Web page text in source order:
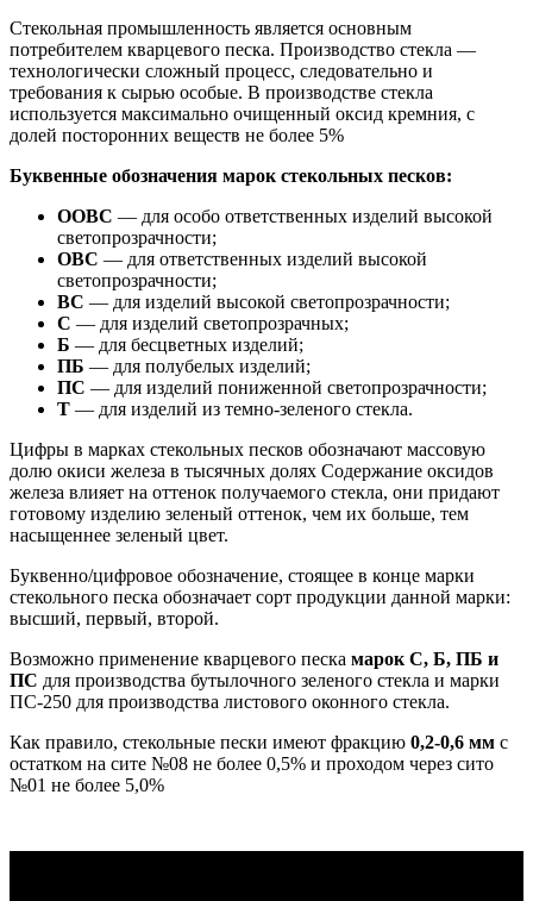
Стекольная промышленность является основным
потребителем кварцевого песка. Производство стекла —
технологически сложный процесс, следовательно и
требования к сырью особые. В производстве стекла
используется максимально очищенный оксид кремния, с
долей посторонних веществ не более 5%
Буквенные обозначения марок стекольных песков:
ООВС — для особо ответственных изделий высокой
светопрозрачности;
ОВС — для ответственных изделий высокой
светопрозрачности;
ВС — для изделий высокой светопрозрачности;
С — для изделий светопрозрачных;
Б — для бесцветных изделий;
ПБ — для полубелых изделий;
ПС — для изделий пониженной светопрозрачности;
Т — для изделий из темно-зеленого стекла.
Цифры в марках стекольных песков обозначают массовую
долю окиси железа в тысячных долях Содержание оксидов
железа влияет на оттенок получаемого стекла, они придают
готовому изделию зеленый оттенок, чем их больше, тем
насыщеннее зеленый цвет.
Буквенно/цифровое обозначение, стоящее в конце марки
стекольного песка обозначает сорт продукции данной марки:
высший, первый, второй.
Возможно применение кварцевого песка марок С, Б, ПБ и
ПС для производства бутылочного зеленого стекла и марки
ПС-250 для производства листового оконного стекла.
Как правило, стекольные пески имеют фракцию 0,2-0,6 мм с
остатком на сите №08 не более 0,5% и проходом через сито
№01 не более 5,0%